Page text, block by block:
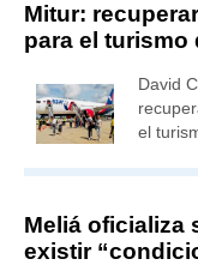
Mitur:
para el turismo
David
el
Meliá oficializa
existir